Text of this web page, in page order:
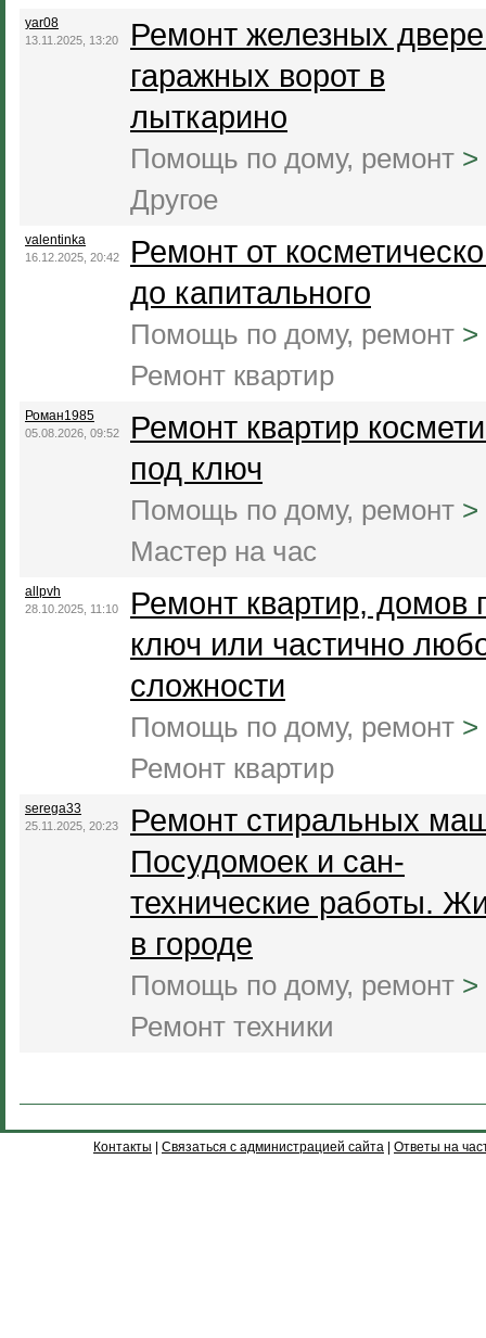
yar08
13.11.2025, 13:20
Ремонт железных
гаражных ворот в
лыткарино
Помощь по дому, ремонт >
Другое
valentinka
16.12.2025, 20:42
Ремонт от
до капитального
Помощь по дому, ремонт >
Ремонт квартир
Роман1985
05.08.2026, 09:52
Ремонт квартир
под ключ
Помощь по дому, ремонт >
Мастер на час
allpvh
28.10.2025, 11:10
Ремонт квартир, домов
ключ или частично
сложности
Помощь по дому, ремонт >
Ремонт квартир
serega33
25.11.2025, 20:23
Ремонт стиральных
Посудомоек и сан-
технические работы.
в городе
Помощь по дому, ремонт >
Ремонт техники
Контакты Связаться с администрацией сайта Ответы на